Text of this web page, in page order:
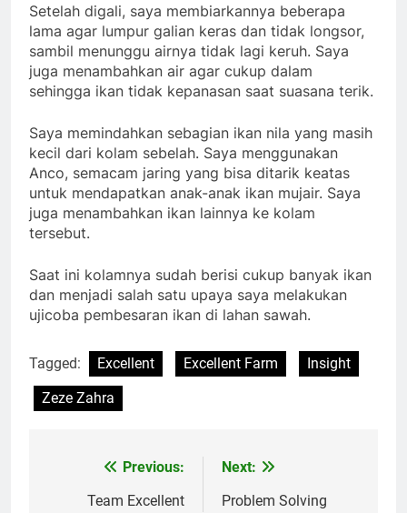
Setelah digali, saya membiarkannya beberapa
lama agar lumpur galian keras dan tidak longsor,
sambil menunggu airnya tidak lagi keruh. Saya
juga menambahkan air agar cukup dalam
sehingga ikan tidak kepanasan saat suasana terik.
Saya memindahkan sebagian ikan nila yang masih
kecil dari kolam sebelah. Saya menggunakan
Anco, semacam jaring yang bisa ditarik keatas
untuk mendapatkan anak-anak ikan mujair. Saya
juga menambahkan ikan lainnya ke kolam
tersebut.
Saat ini kolamnya sudah berisi cukup banyak ikan
dan menjadi salah satu upaya saya melakukan
ujicoba pembesaran ikan di lahan sawah.
Tagged: Excellent Excellent Farm
Insight
Zeze Zahra
navigation
Previous:
Team Excellent
Next:
Problem Solving